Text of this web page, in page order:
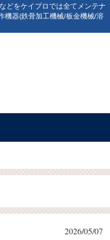
どをケイプロでは全てメンテナ
機器(鉄骨加工機械/板金機械/溶
2026/05/07